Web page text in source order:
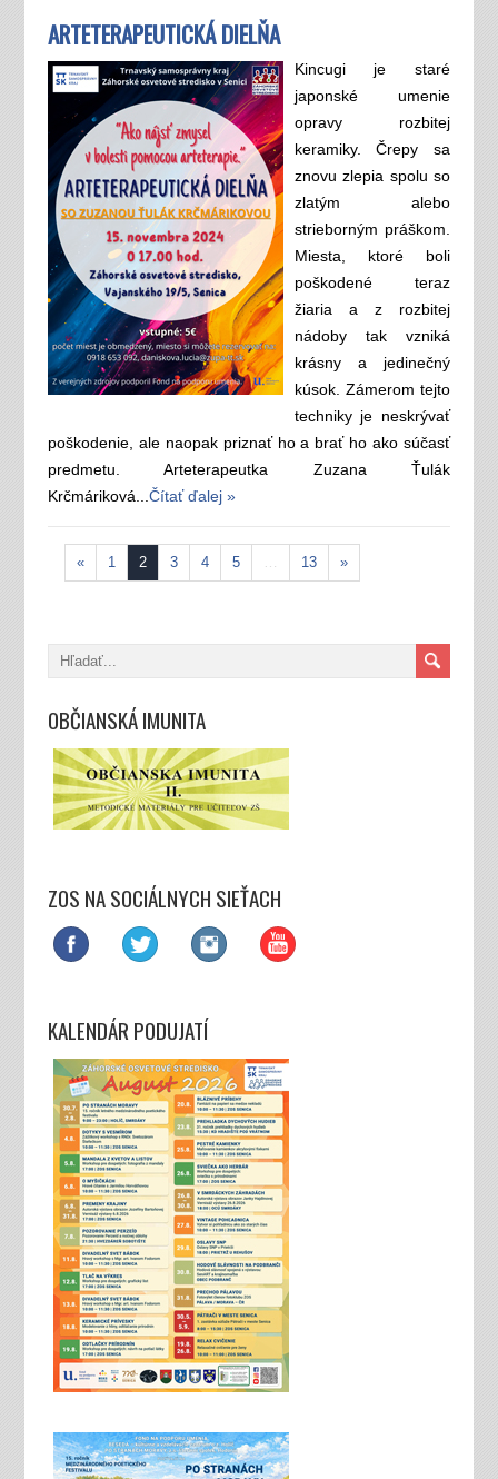
ARTETERAPEUTICKÁ DIELŇA
Kincugi je staré
japonské umenie
opravy rozbitej
keramiky. Črepy sa
znovu zlepia spolu so
zlatým alebo
strieborným práškom.
Miesta, ktoré boli
poškodené teraz
žiaria a z rozbitej
nádoby tak vzniká
krásny a jedinečný
kúsok. Zámerom tejto
techniky je neskrývať
poškodenie, ale naopak priznať ho a brať ho ako súčasť
predmetu. Arteterapeutka Zuzana Ťulák
Krčmáriková... Čítať ďalej »
« 1 2 3 4 5 … 13 »
OBČIANSKÁ IMUNITA
ZOS NA SOCIÁLNYCH SIEŤACH
KALENDÁR PODUJATÍ